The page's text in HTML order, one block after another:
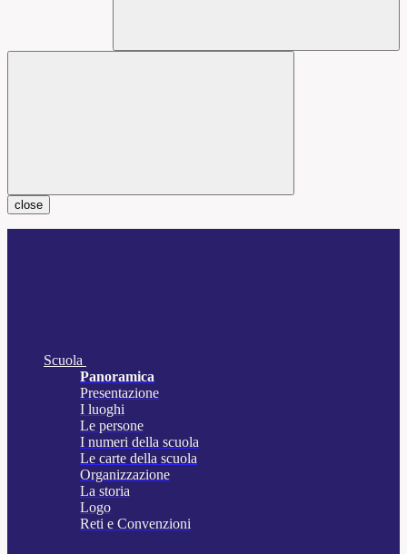
close
Scuola
Panoramica
Presentazione
I luoghi
Le persone
I numeri della scuola
Le carte della scuola
Organizzazione
La storia
Logo
Reti e Convenzioni